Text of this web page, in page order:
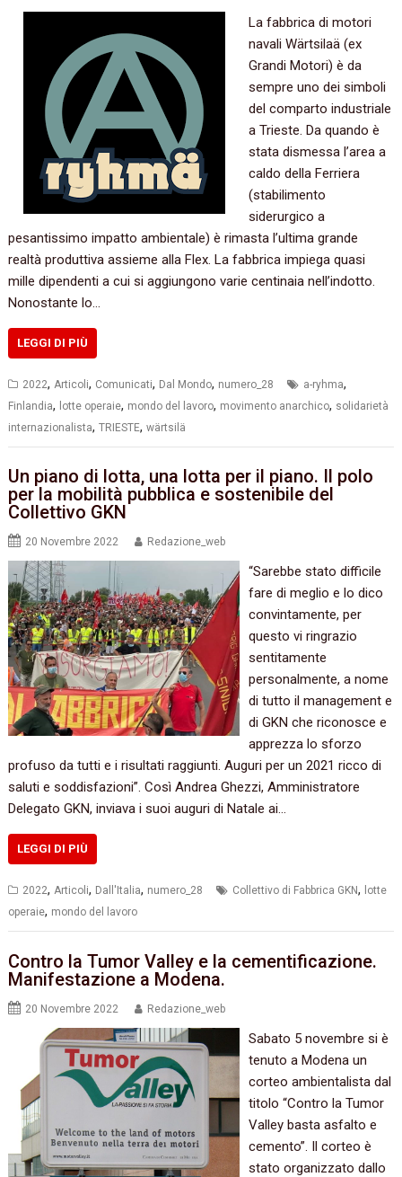
La fabbrica di motori
navali Wärtsilaä (ex
Grandi Motori) è da
sempre uno dei simboli
del comparto industriale
a Trieste. Da quando è
stata dismessa l’area a
caldo della Ferriera
(stabilimento
siderurgico a
pesantissimo impatto ambientale) è rimasta l’ultima grande
realtà produttiva assieme alla Flex. La fabbrica impiega quasi
mille dipendenti a cui si aggiungono varie centinaia nell’indotto.
Nonostante lo…
LEGGI DI PIÙ
2022, Articoli, Comunicati, Dal Mondo, numero_28 a-ryhma,
Finlandia, lotte operaie, mondo del lavoro, movimento anarchico, solidarietà
internazionalista,TRIESTE,wärtsilä
Un piano di lotta, una lotta per il piano. Il polo
per la mobilità pubblica e sostenibile del
Collettivo GKN
20 Novembre 2022 Redazione_web
“Sarebbe stato difficile
fare di meglio e lo dico
convintamente, per
questo vi ringrazio
sentitamente
personalmente, a nome
di tutto il management e
di GKN che riconosce e
apprezza lo sforzo
profuso da tutti e i risultati raggiunti. Auguri per un 2021 ricco di
saluti e soddisfazioni”. Così Andrea Ghezzi, Amministratore
Delegato GKN, inviava i suoi auguri di Natale ai…
LEGGI DI PIÙ
2022,Articoli, Dall'Italia, numero_28 Collettivo di Fabbrica GKN,
lotte
operaie, mondo del lavoro
Contro la Tumor Valley e la cementificazione.
Manifestazione a Modena.
20 Novembre 2022 Redazione_web
Sabato 5 novembre si è
tenuto a Modena un
corteo ambientalista dal
titolo “Contro la Tumor
Valley basta asfalto e
cemento”. Il corteo è
stato organizzato dallo